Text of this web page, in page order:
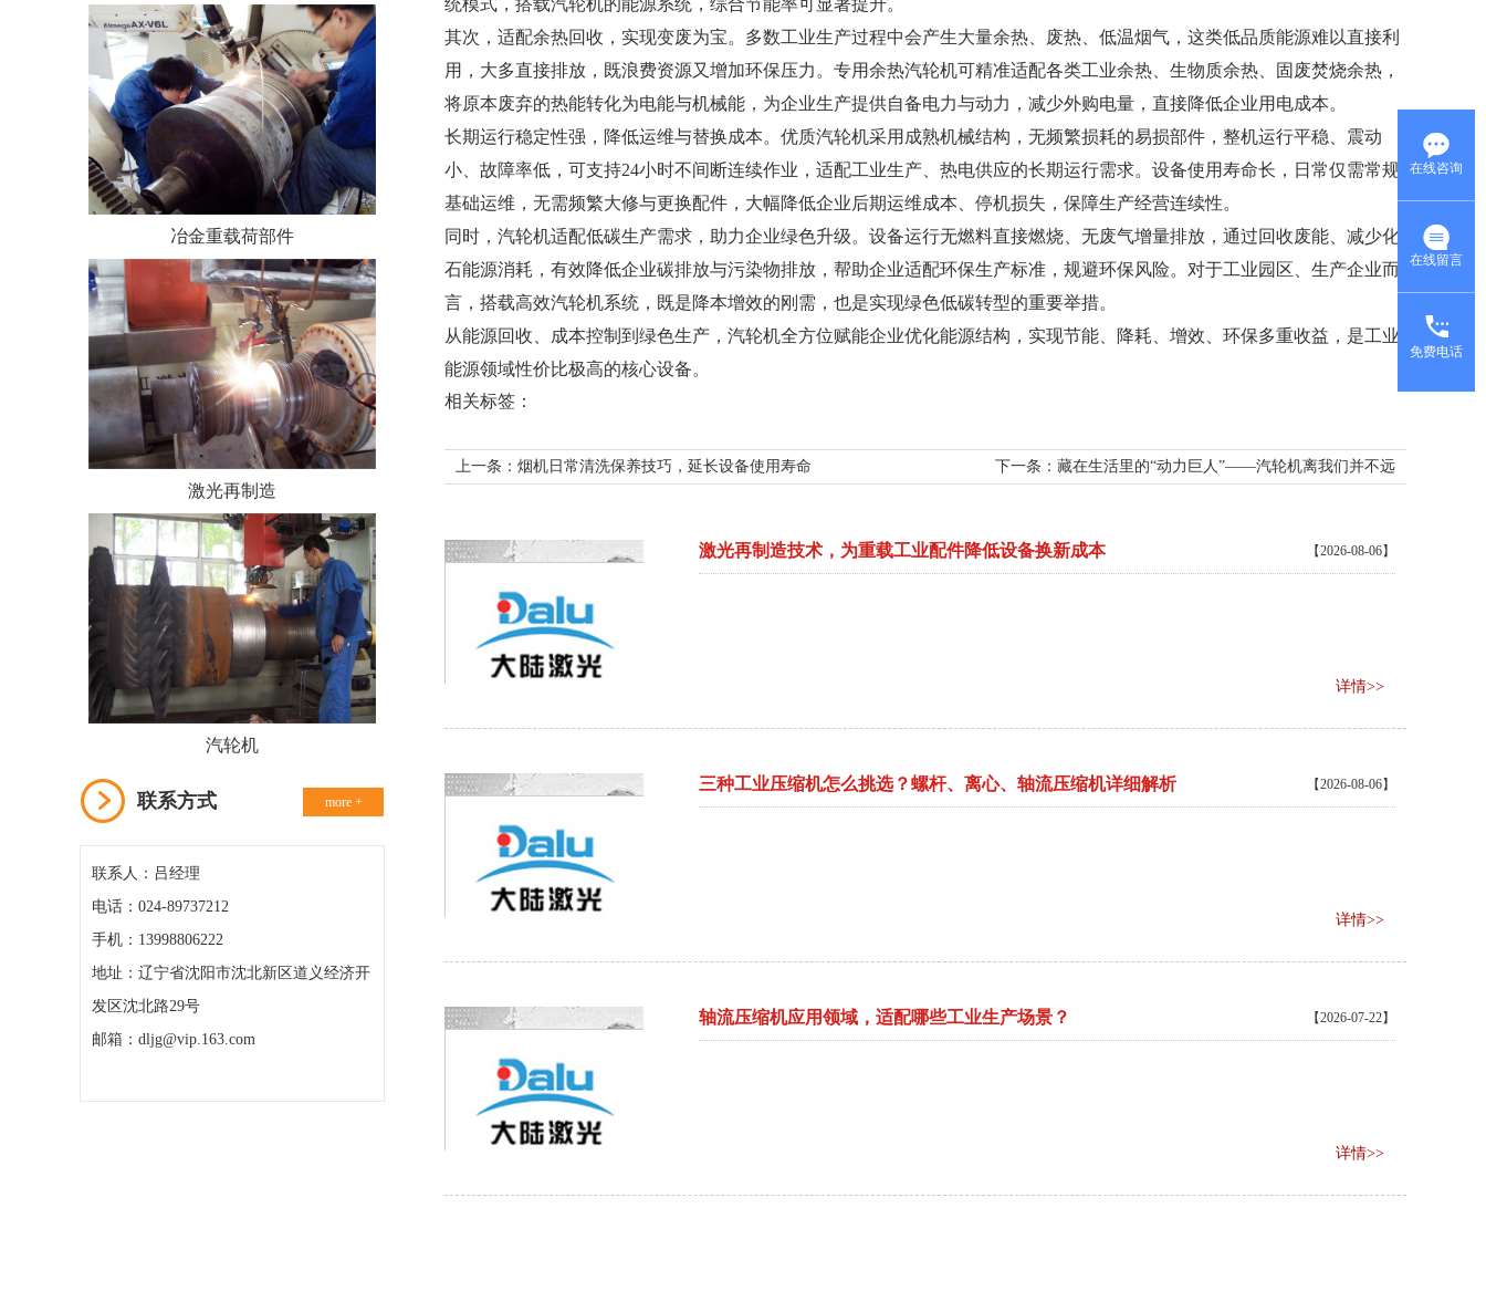
冶金重载荷部件
激光再制造
汽轮机
联系方式 more +
联系人：吕经理
电话：024-89737212
手机：13998806222
地址：辽宁省沈阳市沈北新区道义经济开
发区沈北路29号
邮箱：dljg@vip.163.com
统模式，搭载汽轮机的能源系统，综合节能率可显著提升。
其次，适配余热回收，实现变废为宝。多数工业生产过程中会产生大量余热、废热、低温烟气，这类低品质能源难以直接利
用，大多直接排放，既浪费资源又增加环保压力。专用余热汽轮机可精准适配各类工业余热、生物质余热、固废焚烧余热，
将原本废弃的热能转化为电能与机械能，为企业生产提供自备电力与动力，减少外购电量，直接降低企业用电成本。
长期运行稳定性强，降低运维与替换成本。优质汽轮机采用成熟机械结构，无频繁损耗的易损部件，整机运行平稳、震动
小、故障率低，可支持24小时不间断连续作业，适配工业生产、热电供应的长期运行需求。设备使用寿命长，日常仅需常规
基础运维，无需频繁大修与更换配件，大幅降低企业后期运维成本、停机损失，保障生产经营连续性。
同时，汽轮机适配低碳生产需求，助力企业绿色升级。设备运行无燃料直接燃烧、无废气增量排放，通过回收废能、减少化
石能源消耗，有效降低企业碳排放与污染物排放，帮助企业适配环保生产标准，规避环保风险。对于工业园区、生产企业而
言，搭载高效汽轮机系统，既是降本增效的刚需，也是实现绿色低碳转型的重要举措。
从能源回收、成本控制到绿色生产，汽轮机全方位赋能企业优化能源结构，实现节能、降耗、增效、环保多重收益，是工业
能源领域性价比极高的核心设备。
相关标签：
上一条： 烟机日常清洗保养技巧，延长设备使用寿命 下一条： 藏在生活里的“动力巨人”——汽轮机离我们并不远
激光再制造技术，为重载工业配件降低设备换新成本 【2026-08-06】
详情>>
三种工业压缩机怎么挑选？螺杆、离心、轴流压缩机详细解析 【2026-08-06】
详情>>
轴流压缩机应用领域，适配哪些工业生产场景？ 【2026-07-22】
详情>>
在线咨询
在线留言
免费电话